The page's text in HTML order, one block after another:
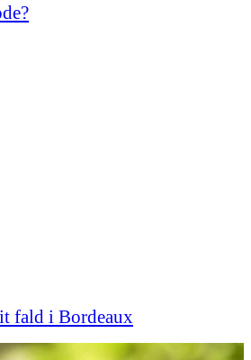
fald i Bordeaux